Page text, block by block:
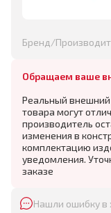
Бренд/
Обращаем ваше
Реальный внешний
товара могут
производитель
изменения в
комплектацию
уведомления.
заказе
Нашли ошибку в